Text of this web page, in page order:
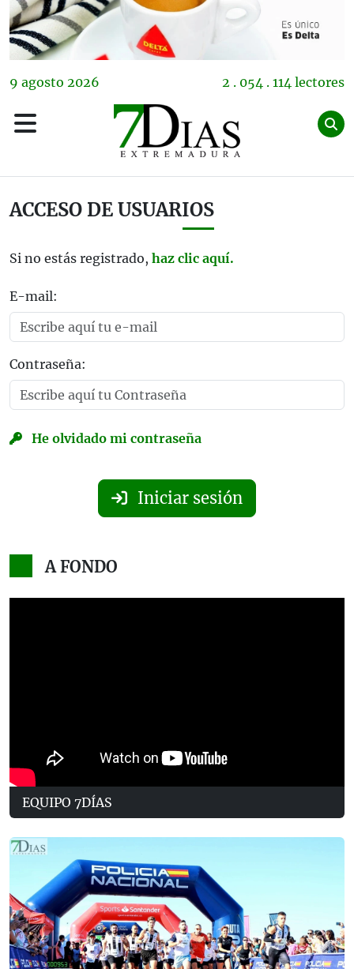
9 agosto 2026 2 . 054 . 114 lectores
ACCESO DE USUARIOS
Si no estás registrado, haz clic aquí.
E-mail:
Contraseña:
He olvidado mi contraseña
Iniciar sesión
A FONDO
EQUIPO 7DÍAS